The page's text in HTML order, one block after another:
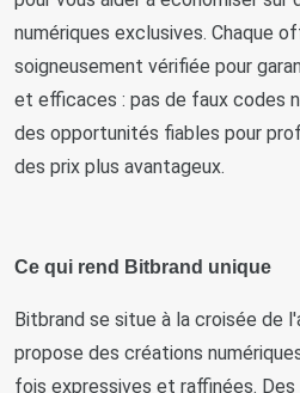
numériques exclusives. Chaque
soigneusement vérifiée pour
et efficaces : pas de faux codes
des opportunités fiables pour
des prix plus avantageux.
Ce qui rend Bitbrand unique
Bitbrand se situe à la croisée de
propose des créations
fois expressives et raffinées.